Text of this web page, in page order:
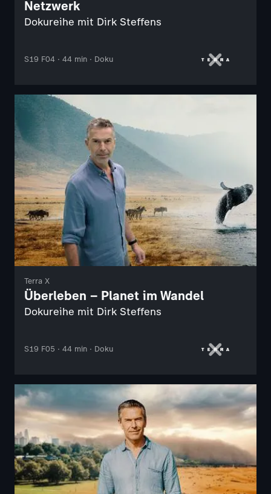
Netzwerk
Dokureihe mit Dirk Steffens
S19 F04 · 44 min · Doku
Terra X
Überleben – Planet im Wandel
Dokureihe mit Dirk Steffens
S19 F05 · 44 min · Doku